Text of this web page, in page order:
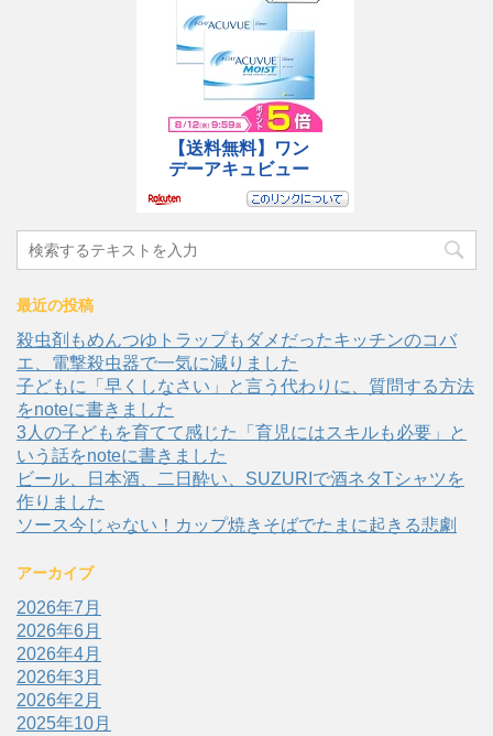
最近の投稿
殺虫剤もめんつゆトラップもダメだったキッチンのコバ
エ、電撃殺虫器で一気に減りました
子どもに「早くしなさい」と言う代わりに、質問する方法
をnoteに書きました
3人の子どもを育てて感じた「育児にはスキルも必要」と
いう話をnoteに書きました
ビール、日本酒、二日酔い、SUZURIで酒ネタTシャツを
作りました
ソース今じゃない！カップ焼きそばでたまに起きる悲劇
アーカイブ
2026年7月
2026年6月
2026年4月
2026年3月
2026年2月
2025年10月